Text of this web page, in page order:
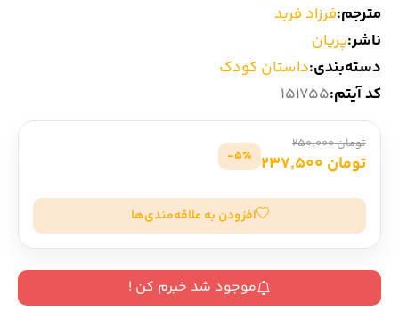
ادبیات نمایشی
مترجم:فرزاد فربد
ناشر:پریان
دسته‌بندی:داستان کودک
کد آیتم:151755
تومان 250,000
تومان 237,500 5٪-
افزودن به علاقه‌مندی‌ها
موجود شد خبرم کن !